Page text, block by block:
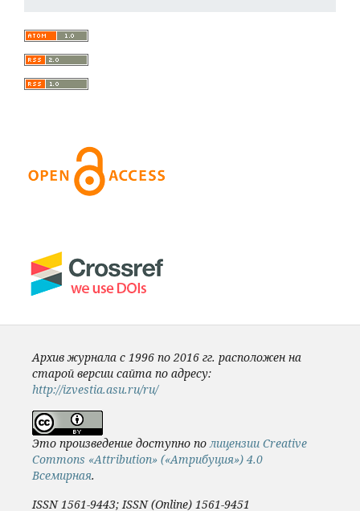
Архив журнала с 1996 по 2016 гг. расположен на
старой версии сайта по адресу:
http://izvestia.asu.ru/ru/
Это произведение доступно полицензии Creative
Commons «Attribution» («Атрибуция») 4.0
Всемирная.
ISSN 1561-9443; ISSN (Online) 1561-9451